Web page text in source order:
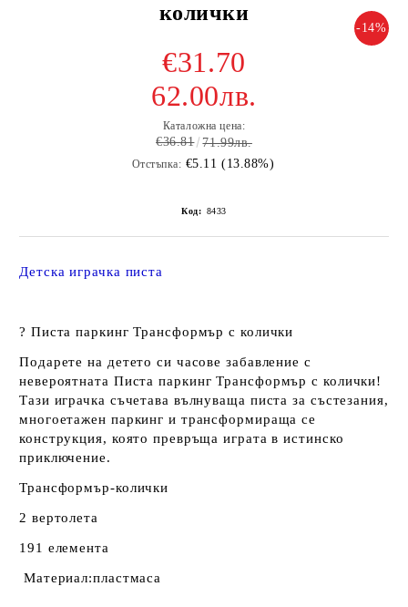
колички
-14%
€31.70
62.00лв.
Каталожна цена:
€36.81 71.99лв.
Отстъпка: €5.11 (13.88%)
Код: 8433
Детска играчка писта
?️ Писта паркинг Трансформър с колички
Подарете на детето си часове забавление с
невероятната Писта паркинг Трансформър с колички!
Тази играчка съчетава вълнуваща писта за състезания,
многоетажен паркинг и трансформираща се
конструкция, която превръща играта в истинско
приключение.
Трансформър-колички
2 вертолета
191 елемента
Материал:пластмаса